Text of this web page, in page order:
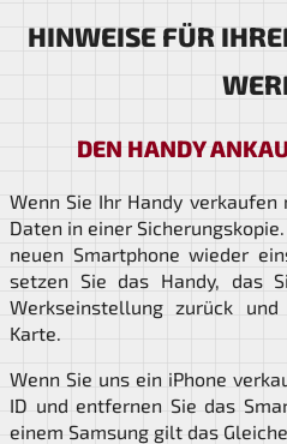
HINWEISE FÜR
DEN HANDY
Wenn Sie Ihr Handy verkaufen
Daten in einer
neuen Smartphone wieder
setzen Sie das Handy, das
Werkseinstellung zurück
Karte.
Wenn Sie uns ein iPhone
ID und entfernen Sie das
einem Samsung gilt das